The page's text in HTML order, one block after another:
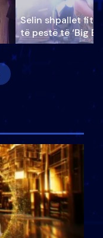
Selin shpallet
të pestë të ‘Big